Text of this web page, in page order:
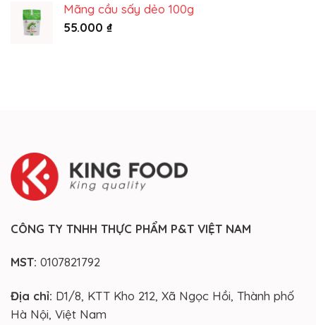
Mãng cầu sấy dẻo 100g
55.000 ₫
CÔNG TY TNHH THỰC PHẨM P&T VIỆT NAM
MST: 0107821792
Địa chỉ: D1/8, KTT Kho 212, Xã Ngọc Hồi, Thành phố
Hà Nội, Việt Nam